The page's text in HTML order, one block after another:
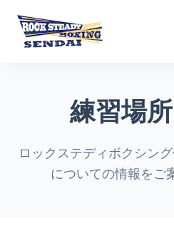
練習場所
ロックステディボクシン
についての情報をご
Signup